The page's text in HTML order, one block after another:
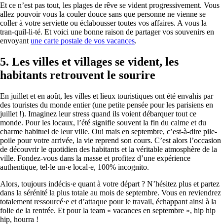
Et ce n’est pas tout, les plages de rêve se vident progressivement. Vous
allez pouvoir vous la couler douce sans que personne ne vienne se
coller à votre serviette ou éclabousser toutes vos affaires. A vous la
tran-quil-li-té. Et voici une bonne raison de partager vos souvenirs en
envoyant une carte postale de vos vacances.
5. Les villes et villages se vident, les
habitants retrouvent le sourire
En juillet et en août, les villes et lieux touristiques ont été envahis par
des touristes du monde entier (une petite pensée pour les parisiens en
juillet !). Imaginez leur stress quand ils voient débarquer tout ce
monde. Pour les locaux, l’été signifie souvent la fin du calme et du
charme habituel de leur ville. Oui mais en septembre, c’est-à-dire pile-
poile pour votre arrivée, la vie reprend son cours. C’est alors l’occasion
de découvrir le quotidien des habitants et la véritable atmosphère de la
ville. Fondez-vous dans la masse et profitez d’une expérience
authentique, tel·le un·e local·e, 100% incognito.
Alors, toujours indécis·e quant à votre départ ? N’hésitez plus et partez
dans la sérénité la plus totale au mois de septembre. Vous en reviendrez
totalement ressourcé·e et d’attaque pour le travail, échappant ainsi à la
folie de la rentrée. Et pour la team « vacances en septembre », hip hip
hip, hourra !